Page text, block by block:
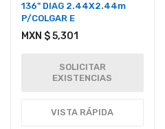
136" DIAG 2.44X2.44m
P/COLGAR E
MXN $ 5,301
SOLICITAR
EXISTENCIAS
VISTA RÁPIDA